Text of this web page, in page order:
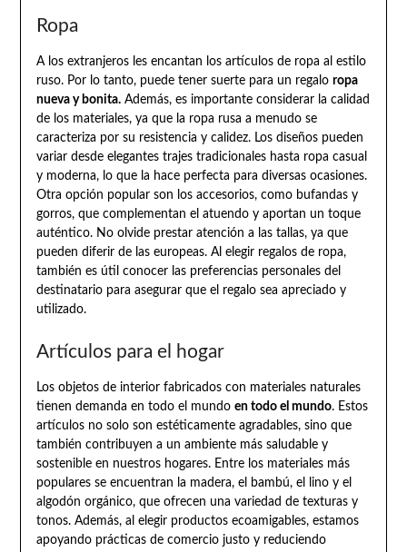
Ropa
A los extranjeros les encantan los artículos de ropa al estilo
ruso. Por lo tanto, puede tener suerte para un regalo ropa
nueva y bonita.Además, es importante considerar la calidad
de los materiales, ya que la ropa rusa a menudo se
caracteriza por su resistencia y calidez. Los diseños pueden
variar desde elegantes trajes tradicionales hasta ropa casual
y moderna, lo que la hace perfecta para diversas ocasiones.
Otra opción popular son los accesorios, como bufandas y
gorros, que complementan el atuendo y aportan un toque
auténtico. No olvide prestar atención a las tallas, ya que
pueden diferir de las europeas. Al elegir regalos de ropa,
también es útil conocer las preferencias personales del
destinatario para asegurar que el regalo sea apreciado y
utilizado.
Artículos para el hogar
Los objetos de interior fabricados con materiales naturales
tienen demanda en todo el mundo en todo el mundo. Estos
artículos no solo son estéticamente agradables, sino que
también contribuyen a un ambiente más saludable y
sostenible en nuestros hogares. Entre los materiales más
populares se encuentran la madera, el bambú, el lino y el
algodón orgánico, que ofrecen una variedad de texturas y
tonos. Además, al elegir productos ecoamigables, estamos
apoyando prácticas de comercio justo y reduciendo